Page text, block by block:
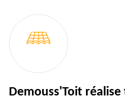
Demouss'Toit